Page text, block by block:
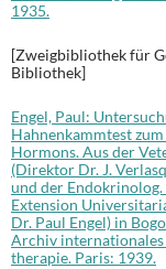
1935.
[Zweigbibliothek für
Bibliothek]
Engel, Paul:
Hahnenkammtest
Hormons. Aus der
(Direktor Dr. J.
und der Endokrinolog.
Extension
Dr. Paul Engel) in
Archiv internationales
therapie. Paris: 1939.